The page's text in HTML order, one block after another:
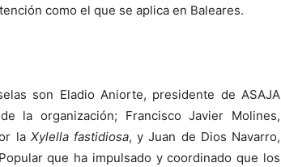
como el que se aplica en Baleares.
son Eladio Aniorte, presidente de ASAJA
la organización; Francisco Javier Molines,
la Xylella fastidiosa, y Juan de Dios Navarro,
que ha impulsado y coordinado que los